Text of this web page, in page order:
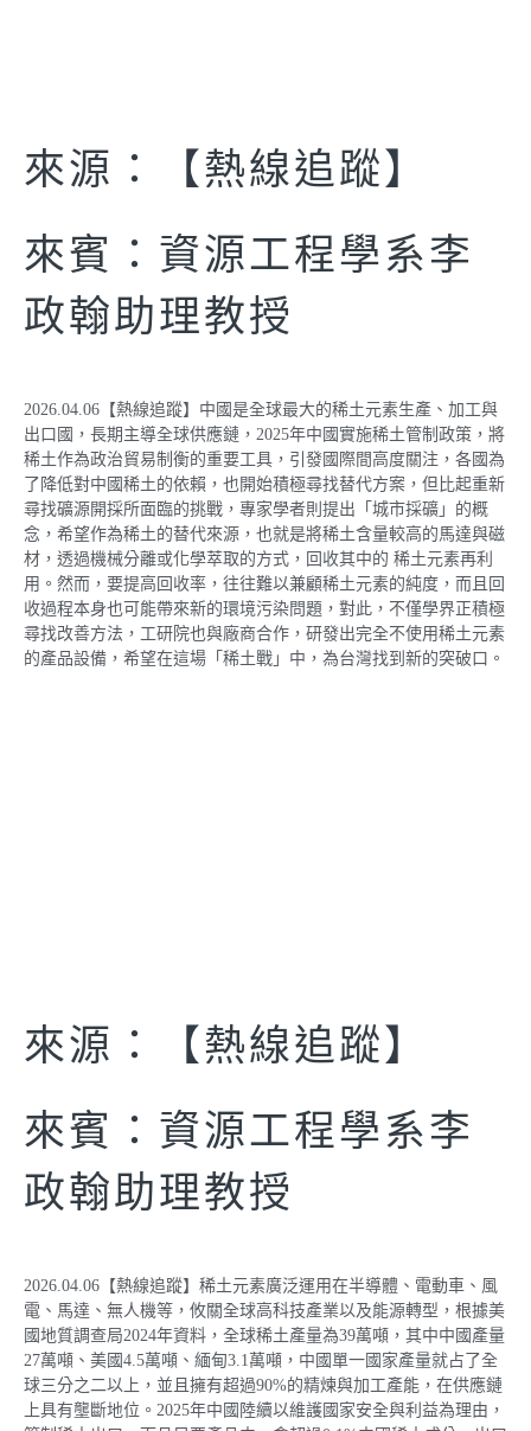
來源：【熱線追蹤】
來賓：資源工程學系李
政翰助理教授
2026.04.06【熱線追蹤】中國是全球最大的稀土元素生產、加工與
出口國，長期主導全球供應鏈，2025年中國實施稀土管制政策，將
稀土作為政治貿易制衡的重要工具，引發國際間高度關注，各國為
了降低對中國稀土的依賴，也開始積極尋找替代方案，但比起重新
尋找礦源開採所面臨的挑戰，專家學者則提出「城市採礦」的概
念，希望作為稀土的替代來源，也就是將稀土含量較高的馬達與磁
材，透過機械分離或化學萃取的方式，回收其中的 稀土元素再利
用。然而，要提高回收率，往往難以兼顧稀土元素的純度，而且回
收過程本身也可能帶來新的環境污染問題，對此，不僅學界正積極
尋找改善方法，工研院也與廠商合作，研發出完全不使用稀土元素
的產品設備，希望在這場「稀土戰」中，為台灣找到新的突破口。
來源：【熱線追蹤】
來賓：資源工程學系李
政翰助理教授
2026.04.06【熱線追蹤】稀土元素廣泛運用在半導體、電動車、風
電、馬達、無人機等，攸關全球高科技產業以及能源轉型，根據美
國地質調查局2024年資料，全球稀土產量為39萬噸，其中中國產量
27萬噸、美國4.5萬噸、緬甸3.1萬噸，中國單一國家產量就占了全
球三分之二以上，並且擁有超過90%的精煉與加工產能，在供應鏈
上具有壟斷地位。2025年中國陸續以維護國家安全與利益為理由，